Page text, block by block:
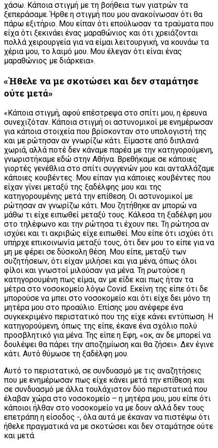
χάσω. Κάποια στιγμή με τη βοήθεια των γιατρών τα
ξεπεράσαμε. Ήρθε η στιγμή που μου ανακοίνωσαν ότι θα
πάρω εξιτήριο. Μου είπαν ότι επούλωσαν τα τραύματα που
είχα ότι ξεκινάει ένας μαραθώνιος και ότι χρειάζονται
πολλά χειρουργεία για να είμαι λειτουργική, να κουνάω τα
χέρια μου, το λαιμό μου. Μου έλεγαν ότι είναι ένας
μαραθώνιος με διάρκεια».
«Ήθελε να με σκοτώσει και δεν σταμάτησε
ούτε μετά»
«Κάποια στιγμή, αφού επέστρεψα στο σπίτι μου, η έρευνα
συνεχιζόταν. Κάποια στιγμή οι αστυνομικοί με ενημέρωσαν
για κάποια στοιχεία που βρίσκονταν στο υπολογιστή της
και με ρώτησαν αν γνωρίζω κάτι. Είμαστε από διπλανά
χωριά, αλλά ποτέ δεν κάναμε παρέα με την κατηγορούμενη,
γνωριστήκαμε εδώ στην Αθήνα. Βρεθήκαμε σε κάποιες
γιορτές γενέθλια στο σπίτι συγγενών μου και ανταλλάζαμε
κάποιες κουβέντες. Μου είπαν για κάποιες κουβέντες που
είχαν γίνει μεταξύ της ξαδέλφης μου και της
κατηγορουμένης μετά την επίθεση. Οι αστυνομικοί με
ρώτησαν αν γνωρίζω κάτι. Μου ζητήθηκε αν μπορώ να
μάθω τι είχε ειπωθεί μεταξύ τους. Κάλεσα τη ξαδέλφη μου
στο τηλέφωνο και την ρώτησα τι έχουν πει. Τη ρώτησα αν
ισχύει και τι ακριβώς είχε ειπωθεί. Μου είπε ότι ισχύει ότι
υπήρχε επικοινωνία μεταξύ τους, ότι δεν μου το είπε για να
μη με φέρει σε δύσκολη θέση. Μου είπε, μεταξύ των
συζητήσεων, ότι είχαν μιλήσει και για μένα, όπως όλοι
φίλοι και γνωστοί μιλούσαν για μένα. Τη ρωτούσε η
κατηγορουμένη πως είμαι, αν με είδε και πως ήταν τα
μέτρα στο νοσοκομείο λόγω Covid. Εκείνη της είπε ότι δε
μπορούσε να μπει στο νοσοκομείο και ότι είχε δει μόνο τη
μητέρα μου στο προαύλιο. Επίσης μου ανέφερε ένα
συγκεκριμένο περιστατικό που της είχε κάνει εντύπωση. Η
κατηγορούμενη, όπως της είπε, έκανε ένα σχόλιο πολύ
προσβλητικό για μένα. Της είπε η Εφη, «οκ, αν δε μπορεί να
δουλέψει θα πάρει την αποζημίωση και θα ζήσει». Δεν έγινε
κάτι. Αυτό θύμωσε τη ξαδέλφη μου.
Αυτό το περιστατικό, σε συνδυασμό με τις αναζητήσεις
που με ενημέρωσαν πως είχε κάνει μετά την επίθεση και
σε συνδυασμό με άλλα τουλάχιστον δύο περιστατικά που
έλαβαν χώρα στο νοσοκομείο – η μητέρα μου, μου είπε ότι
κάποιοι ήλθαν στο νοσοκομείο να με δουν αλλά δεν τους
επετράπη η είσοδος -, όλα αυτά με έκαναν να πιστέψω ότι
ήθελε πραγματικά να με σκοτώσει και δεν σταμάτησε ούτε
και μετά.